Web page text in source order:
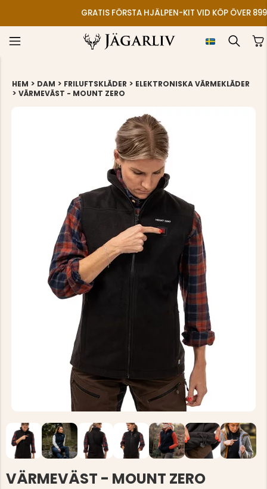
GRATIS FÖRSTA HJÄLPEN-KIT VID KÖP ÖVER
HEM > DAM > FRILUFTSKLÄDER > ELEKTRONISKA VÄRMEKLÄDER
> VÄRMEVÄST - MOUNT ZERO
VÄRMEVÄST - MOUNT ZERO